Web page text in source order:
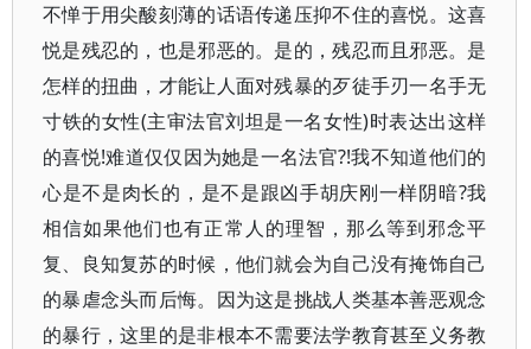
不惮于用尖酸刻薄的话语传递压抑不住的喜悦。这喜
悦是残忍的，也是邪恶的。是的，残忍而且邪恶。是
怎样的扭曲，才能让人面对残暴的歹徒手刃一名手无
寸铁的女性(主审法官刘坦是一名女性)时表达出这样
的喜悦!难道仅仅因为她是一名法官?!我不知道他们的
心是不是肉长的，是不是跟凶手胡庆刚一样阴暗?我
相信如果他们也有正常人的理智，那么等到邪念平
复、良知复苏的时候，他们就会为自己没有掩饰自己
的暴虐念头而后悔。因为这是挑战人类基本善恶观念
的暴行，这里的是非根本不需要法学教育甚至义务教